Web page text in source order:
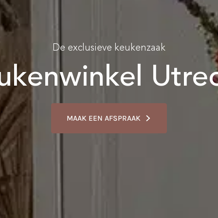
De exclusieve keukenzaak
MAAK EEN AFSPRAAK